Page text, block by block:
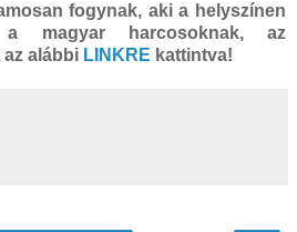
fogynak, aki a helyszínen
a magyar harcosoknak, az
az alábbi LINKRE kattintva!